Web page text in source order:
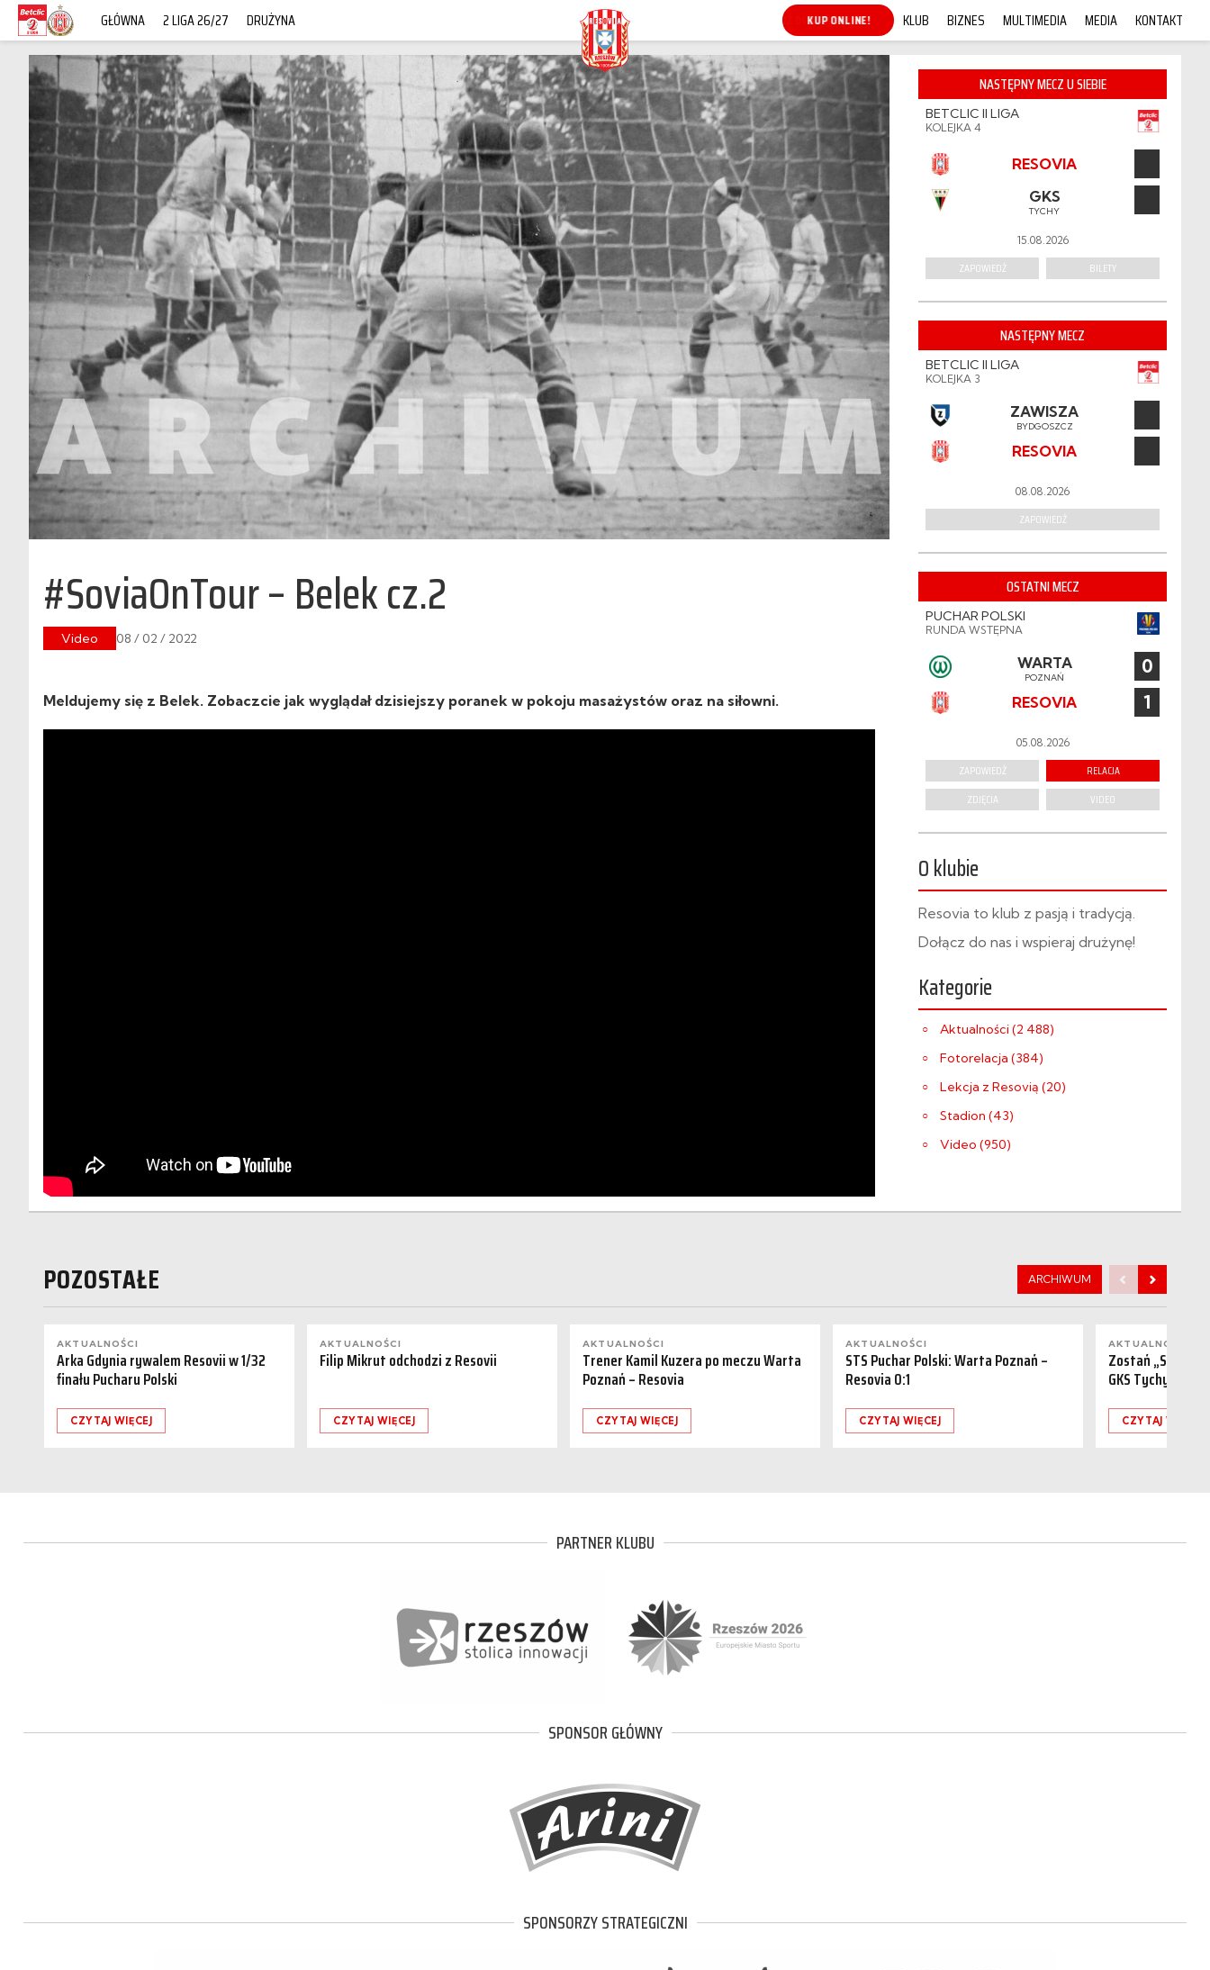
GŁÓWNA 2 LIGA 26/27 DRUŻYNA KUP ONLINE! KLUB BIZNES MULTIMEDIA MEDIA KONTAKT
#SoviaOnTour – Belek cz.2
Video 08 / 02 / 2022
Meldujemy się z Belek. Zobaczcie jak wyglądał dzisiejszy poranek w pokoju masażystów oraz na siłowni.
NASTĘPNY MECZ U SIEBIE
BETCLIC II LIGA
KOLEJKA 4
RESOVIA
GKS
TYCHY
15.08.2026
ZAPOWIEDŹ BILETY
NASTĘPNY MECZ
BETCLIC II LIGA
KOLEJKA 3
ZAWISZA
BYDGOSZCZ
RESOVIA
08.08.2026
ZAPOWIEDŹ
OSTATNI MECZ
PUCHAR POLSKI
RUNDA WSTĘPNA
WARTA
POZNAŃ 0
RESOVIA 1
05.08.2026
ZAPOWIEDŹ
RELACJA
ZDJĘCIA
VIDEO
O klubie
Resovia to klub z pasją i tradycją.
Dołącz do nas i wspieraj drużynę!
Kategorie
Aktualności (2 488)
Fotorelacja (384)
Lekcja z Resovią (20)
Stadion (43)
Video (950)
POZOSTAŁE ARCHIWUM
AKTUALNOŚCI
Arka Gdynia rywalem Resovii w 1/32
finału Pucharu Polski
CZYTAJ WIĘCEJ
AKTUALNOŚCI
Filip Mikrut odchodzi z Resovii
CZYTAJ WIĘCEJ
AKTUALNOŚCI
Trener Kamil Kuzera po meczu Warta
Poznań – Resovia
CZYTAJ WIĘCEJ
AKTUALNOŚCI
STS Puchar Polski: Warta Poznań –
Resovia 0:1
CZYTAJ WIĘCEJ
AKTUALNOŚCI
Zostań
GKS Tychy
CZYTAJ WIĘCEJ
PARTNER KLUBU
SPONSOR GŁÓWNY
SPONSORZY STRATEGICZNI